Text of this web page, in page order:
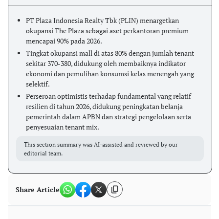
PT Plaza Indonesia Realty Tbk (PLIN) menargetkan
okupansi The Plaza sebagai aset perkantoran premium
mencapai 90% pada 2026.
Tingkat okupansi mall di atas 80% dengan jumlah tenant
sekitar 370-380, didukung oleh membaiknya indikator
ekonomi dan pemulihan konsumsi kelas menengah yang
selektif.
Perseroan optimistis terhadap fundamental yang relatif
resilien di tahun 2026, didukung peningkatan belanja
pemerintah dalam APBN dan strategi pengelolaan serta
penyesuaian tenant mix.
This section summary was AI-assisted and reviewed by our
editorial team.
Share Article